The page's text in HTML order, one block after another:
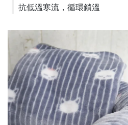
抗低溫寒流，循環鎖溫